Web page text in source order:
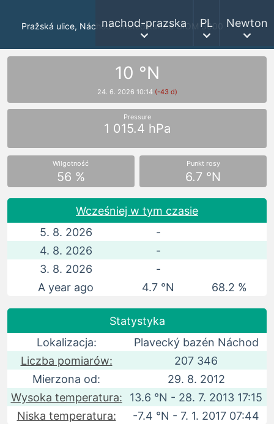
Pražská ulice, Náchod - meteostanice GIOM 3000
nachod-prazska PL Newton
10 °N
24. 6. 2026 10:14 (-43 d)
Pressure
1 015.4 hPa
Wilgotność
56 %
Punkt rosy
6.7 °N
Wcześniej w tym czasie
5. 8. 2026
-
4. 8. 2026
-
3. 8. 2026
-
A year ago
4.7 °N 68.2 %
Statystyka
Lokalizacja:
Plavecký bazén Náchod
Liczba pomiarów:
207 346
Mierzona od:
29. 8. 2012
Wysoka temperatura:
13.6 °N - 28. 7. 2013 17:15
Niska temperatura:
-7.4 °N - 7. 1. 2017 07:44